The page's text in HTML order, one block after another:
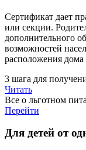
Сертификат дает
или секции.
дополнительного
возможностей
расположения
3 шага для
Читать
Все о льготном
Перейти
Для детей от